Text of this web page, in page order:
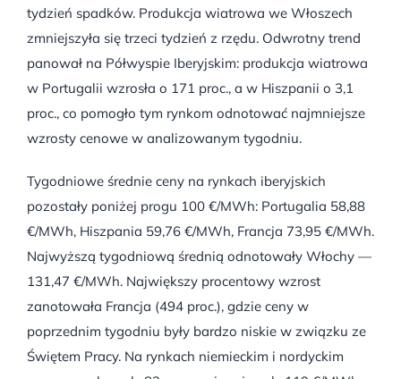
tydzień spadków. Produkcja wiatrowa we Włoszech
zmniejszyła się trzeci tydzień z rzędu. Odwrotny trend
panował na Półwyspie Iberyjskim: produkcja wiatrowa
w Portugalii wzrosła o 171 proc., a w Hiszpanii o 3,1
proc., co pomogło tym rynkom odnotować najmniejsze
wzrosty cenowe w analizowanym tygodniu.
Tygodniowe średnie ceny na rynkach iberyjskich
pozostały poniżej progu 100 €/MWh: Portugalia 58,88
€/MWh, Hiszpania 59,76 €/MWh, Francja 73,95 €/MWh.
Najwyższą tygodniową średnią odnotowały Włochy —
131,47 €/MWh. Największy procentowy wzrost
zanotowała Francja (494 proc.), gdzie ceny w
poprzednim tygodniu były bardzo niskie w związku ze
Świętem Pracy. Na rynkach niemieckim i nordyckim